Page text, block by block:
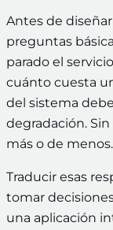
Antes de
preguntas
parado el
cuánto cuesta
del sistema
degradación.
más o de menos.
Traducir esas
tomar
una aplicación